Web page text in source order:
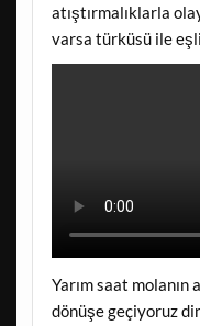
atıştırmalıklarla
varsa türküsü ile
Yarım saat
dönüşe geçiyoruz